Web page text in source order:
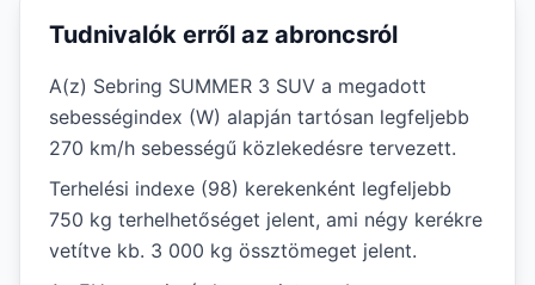
Tudnivalók erről az abroncsról
A(z) Sebring SUMMER 3 SUV a megadott
sebességindex (W) alapján tartósan legfeljebb
270 km/h sebességű közlekedésre tervezett.
Terhelési indexe (98) kerekenként legfeljebb
750 kg terhelhetőséget jelent, ami négy kerékre
vetítve kb. 3 000 kg össztömeget jelent.